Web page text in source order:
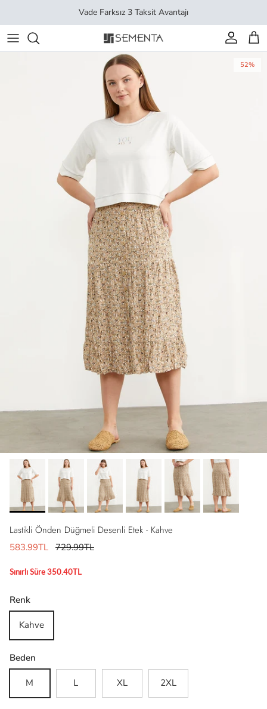
Vade Farksız 3 Taksit Avantajı
Hesap
52%
Lastikli Önden Düğmeli Desenli Etek - Kahve
583.99TL 729.99TL
Sınırlı Süre 350.40TL
Renk
Kahve
Beden
M L XL 2XL